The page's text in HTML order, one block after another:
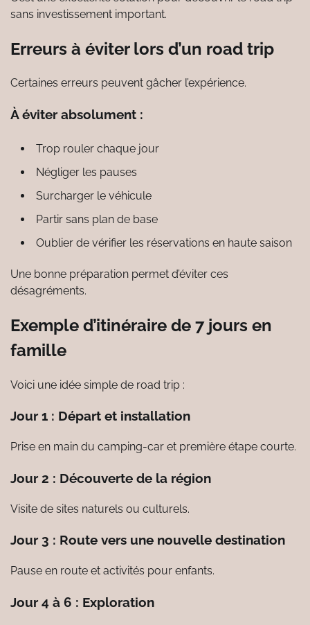
sans investissement important.
Erreurs à éviter lors d’un road trip
Certaines erreurs peuvent gâcher l’expérience.
À éviter absolument :
Trop rouler chaque jour
Négliger les pauses
Surcharger le véhicule
Partir sans plan de base
Oublier de vérifier les réservations en haute saison
Une bonne préparation permet d’éviter ces
désagréments.
Exemple d’itinéraire de 7 jours en
famille
Voici une idée simple de road trip :
Jour 1 : Départ et installation
Prise en main du camping-car et première étape courte.
Jour 2 : Découverte de la région
Visite de sites naturels ou culturels.
Jour 3 : Route vers une nouvelle destination
Pause en route et activités pour enfants.
Jour 4 à 6 : Exploration